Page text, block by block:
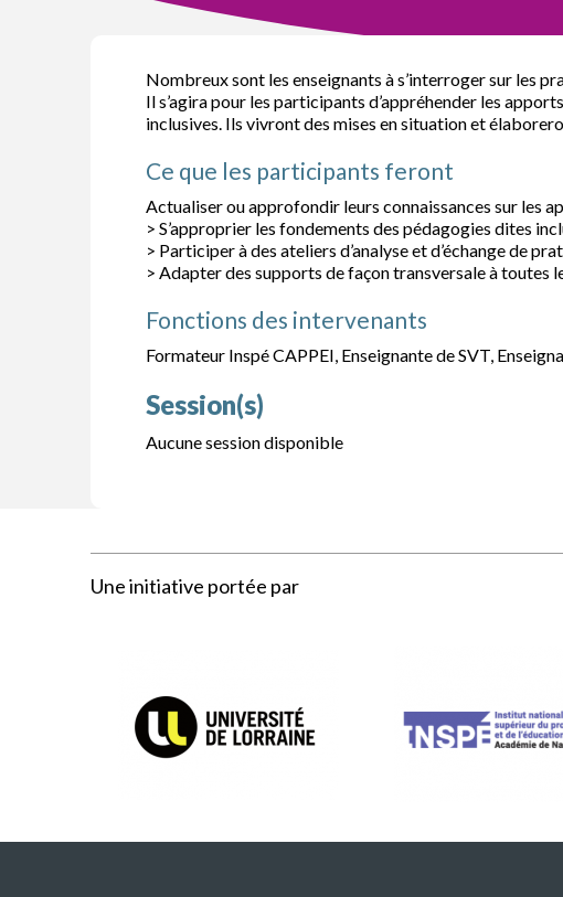
Nombreux sont les enseignants à s’interroger sur les
Il s’agira pour les participants d’appréhender les
inclusives. Ils vivront des mises en situation et
Ce que les participants feront
Actualiser ou approfondir leurs connaissances sur les
> S’approprier les fondements des pédagogies dites
> Participer à des ateliers d’analyse et d’échange de
> Adapter des supports de façon transversale à toutes
Fonctions des intervenants
Formateur Inspé CAPPEI, Enseignante de SVT,
Session(s)
Aucune session disponible
Une initiative portée par